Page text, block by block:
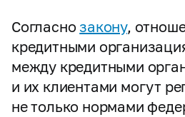
Согласно закону,
кредитными
между кредитными
и их клиентами могут
не только нормами